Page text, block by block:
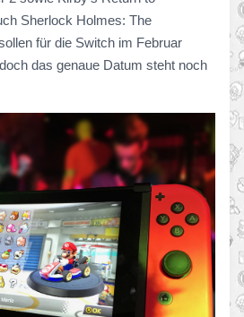
Sherlock Holmes: The
für die Switch im Februar
das genaue Datum steht noch